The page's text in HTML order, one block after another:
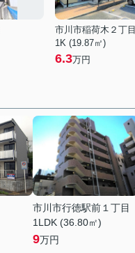
市川市稲荷木２丁目
1K (19.87㎡)
6.3万円
市川市行徳駅前１丁目
1LDK (36.80㎡)
9万円